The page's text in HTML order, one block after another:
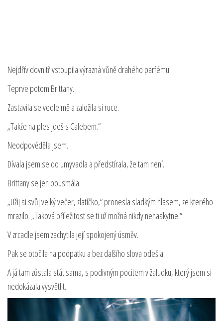
Nejdřív dovnitř vstoupila výrazná vůně drahého parfému.
Teprve potom Brittany.
Zastavila se vedle mě a založila si ruce.
„Takže na ples jdeš s Calebem.“
Neodpověděla jsem.
Dívala jsem se do umyvadla a předstírala, že tam není.
Brittany se jen pousmála.
„Užij si svůj velký večer, zlatíčko,“ pronesla sladkým hlasem, ze kterého
mrazilo. „Taková příležitost se ti už možná nikdy nenaskytne.“
V zrcadle jsem zachytila její spokojený úsměv.
Pak se otočila na podpatku a bez dalšího slova odešla.
A já tam zůstala stát sama, s podivným pocitem v žaludku, který jsem si
nedokázala vysvětlit.